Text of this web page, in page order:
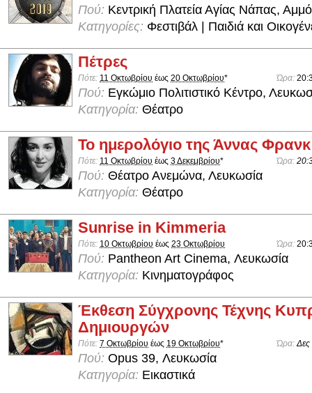
Πού: Κεντρική Πλατεία Αγίας Νάπας,
Κατηγορίες: Φεστιβάλ | Παιδιά και
Πέτρες
Πότε: 11 Οκτωβρίου έως 20 Οκτωβρίου* Ώρα:
Πού: Εγκώμιο Πολιτιστικό Κέντρο,
Κατηγορία: Θέατρο
Το ημερολόγιο της Άννας Φρανκ
Πότε: 11 Οκτωβρίου έως 3 Δεκεμβρίου* Ώρα:
Πού: Θέατρο Ανεμώνα, Λευκωσία
Κατηγορία: Θέατρο
Sunrise in Kimmeria
Πότε: 10 Οκτωβρίου έως 23 Οκτωβρίου Ώρα:
Πού: Pantheon Art Cinema, Λευκωσία
Κατηγορία: Κινηματογράφος
Έκθεση Σύγχρονης Τέχνης
Δημιουργών
Πότε: 7 Οκτωβρίου έως 19 Οκτωβρίου* Ώρα:Δες
Πού: Opus 39, Λευκωσία
Κατηγορία: Εικαστικά